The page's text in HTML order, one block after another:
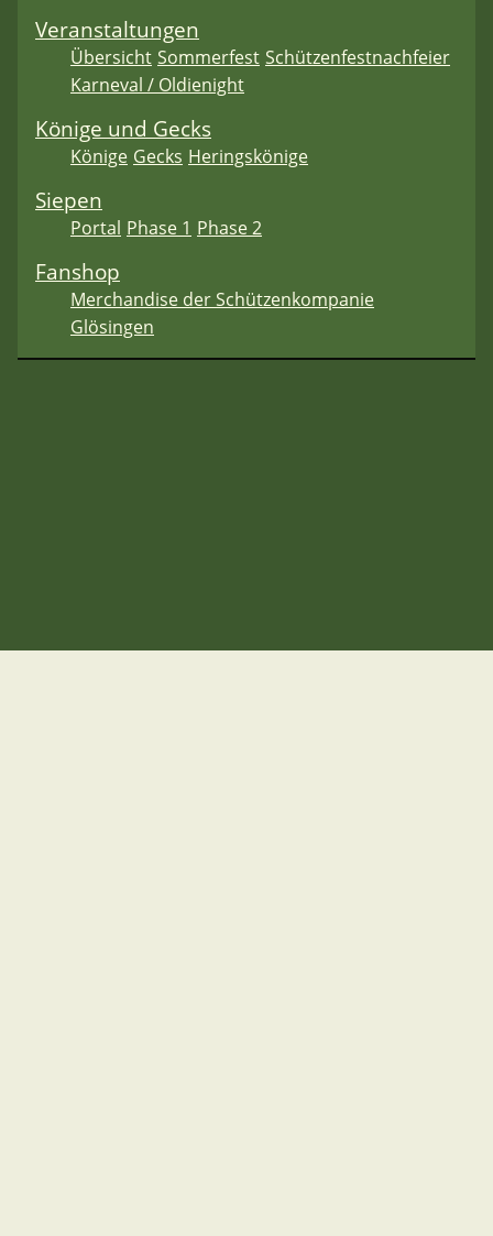
Veranstaltungen
Übersicht Sommerfest Schützenfestnachfeier
Karneval / Oldienight
Könige und Gecks
Könige Gecks Heringskönige
Siepen
Portal Phase 1 Phase 2
Fanshop
Merchandise der Schützenkompanie
Glösingen